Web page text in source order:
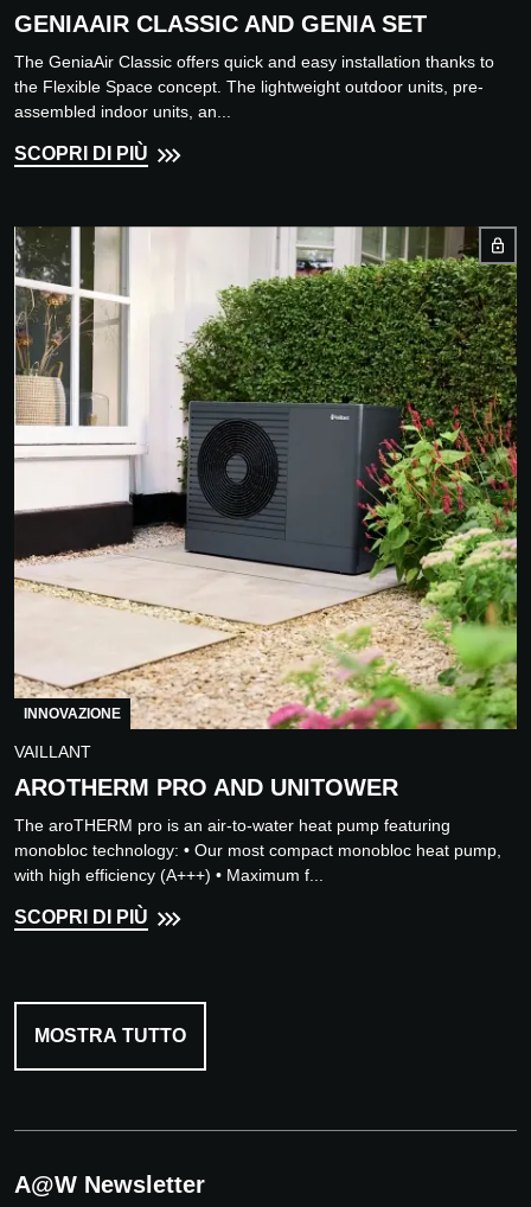
GENIAAIR CLASSIC AND GENIA SET
The GeniaAir Classic offers quick and easy installation thanks to
the Flexible Space concept. The lightweight outdoor units, pre-
assembled indoor units, an...
SCOPRI DI PIÙ
INNOVAZIONE
VAILLANT
AROTHERM PRO AND UNITOWER
The aroTHERM pro is an air-to-water heat pump featuring
monobloc technology: • Our most compact monobloc heat pump,
with high efficiency (A+++) • Maximum f...
SCOPRI DI PIÙ
MOSTRA TUTTO
A@W Newsletter